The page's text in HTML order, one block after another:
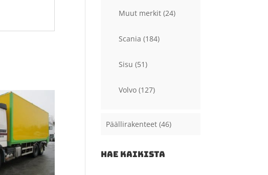
Muut merkit (24)
Scania (184)
Sisu (51)
Volvo (127)
Päällirakenteet (46)
HAE KAIKISTA